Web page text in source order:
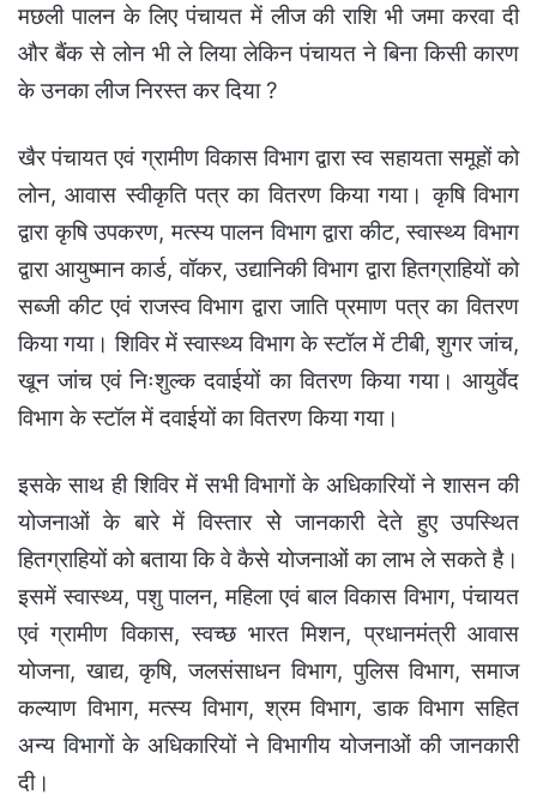
मछली पालन के लिए पंचायत में लीज की राशि भी जमा करवा दी
और बैंक से लोन भी ले लिया लेकिन पंचायत ने बिना किसी कारण
के उनका लीज निरस्त कर दिया ?
खैर पंचायत एवं ग्रामीण विकास विभाग द्वारा स्व सहायता समूहों को
लोन, आवास स्वीकृति पत्र का वितरण किया गया। कृषि विभाग
द्वारा कृषि उपकरण, मत्स्य पालन विभाग द्वारा कीट, स्वास्थ्य विभाग
द्वारा आयुष्मान कार्ड, वॉकर, उद्यानिकी विभाग द्वारा हितग्राहियों को
सब्जी कीट एवं राजस्व विभाग द्वारा जाति प्रमाण पत्र का वितरण
किया गया। शिविर में स्वास्थ्य विभाग के स्टॉल में टीबी, शुगर जांच,
खून जांच एवं निःशुल्क दवाईयों का वितरण किया गया। आयुर्वेद
विभाग के स्टॉल में दवाईयों का वितरण किया गया।
इसके साथ ही शिविर में सभी विभागों के अधिकारियों ने शासन की
योजनाओं के बारे में विस्तार सेे जानकारी देते हुए उपस्थित
हितग्राहियों को बताया कि वे कैसे योजनाओं का लाभ ले सकते है।
इसमें स्वास्थ्य, पशु पालन, महिला एवं बाल विकास विभाग, पंचायत
एवं ग्रामीण विकास, स्वच्छ भारत मिशन, प्रधानमंत्री आवास
योजना, खाद्य, कृषि, जलसंसाधन विभाग, पुलिस विभाग, समाज
कल्याण विभाग, मत्स्य विभाग, श्रम विभाग, डाक विभाग सहित
अन्य विभागों के अधिकारियों ने विभागीय योजनाओं की जानकारी
दी।